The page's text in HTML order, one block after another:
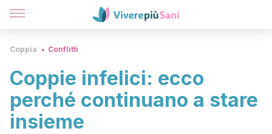
Coppia Conflitti
Coppie infelici: ecco
perché continuano a stare
insieme